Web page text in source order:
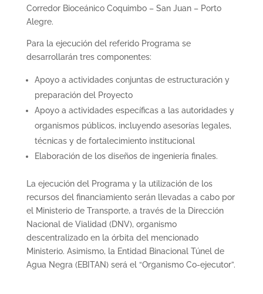
Corredor Bioceánico Coquimbo – San Juan – Porto
Alegre.
Para la ejecución del referido Programa se
desarrollarán tres componentes:
Apoyo a actividades conjuntas de estructuración y
preparación del Proyecto
Apoyo a actividades específicas a las autoridades y
organismos públicos, incluyendo asesorías legales,
técnicas y de fortalecimiento institucional
Elaboración de los diseños de ingeniería finales.
La ejecución del Programa y la utilización de los
recursos del financiamiento serán llevadas a cabo por
el Ministerio de Transporte, a través de la Dirección
Nacional de Vialidad (DNV), organismo
descentralizado en la órbita del mencionado
Ministerio. Asimismo, la Entidad Binacional Túnel de
Agua Negra (EBITAN) será el “Organismo Co-ejecutor”.